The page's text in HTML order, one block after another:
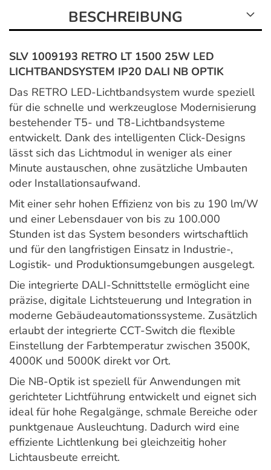
BESCHREIBUNG
SLV 1009193 RETRO LT 1500 25W LED
LICHTBANDSYSTEM IP20 DALI NB OPTIK
Das RETRO LED-Lichtbandsystem wurde speziell
für die schnelle und werkzeuglose Modernisierung
bestehender T5- und T8-Lichtbandsysteme
entwickelt. Dank des intelligenten Click-Designs
lässt sich das Lichtmodul in weniger als einer
Minute austauschen, ohne zusätzliche Umbauten
oder Installationsaufwand.
Mit einer sehr hohen Effizienz von bis zu 190 lm/W
und einer Lebensdauer von bis zu 100.000
Stunden ist das System besonders wirtschaftlich
und für den langfristigen Einsatz in Industrie-,
Logistik- und Produktionsumgebungen ausgelegt.
Die integrierte DALI-Schnittstelle ermöglicht eine
präzise, digitale Lichtsteuerung und Integration in
moderne Gebäudeautomationssysteme. Zusätzlich
erlaubt der integrierte CCT-Switch die flexible
Einstellung der Farbtemperatur zwischen 3500K,
4000K und 5000K direkt vor Ort.
Die NB-Optik ist speziell für Anwendungen mit
gerichteter Lichtführung entwickelt und eignet sich
ideal für hohe Regalgänge, schmale Bereiche oder
punktgenaue Ausleuchtung. Dadurch wird eine
effiziente Lichtlenkung bei gleichzeitig hoher
Lichtausbeute erreicht.